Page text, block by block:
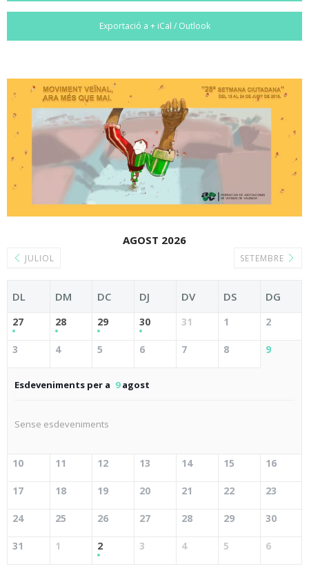
Exportació a + iCal / Outlook
JULIOL
AGOST 2026
SETEMBRE
DL DM DC DJ DV DS DG
27 28 29 30 31 1 2
3 4 5 6 7 8 9
Esdeveniments per a 9agost
Sense esdeveniments
10 11 12 13 14 15 16
17 18 19 20 21 22 23
24 25 26 27 28 29 30
31 1 2 3 4 5 6